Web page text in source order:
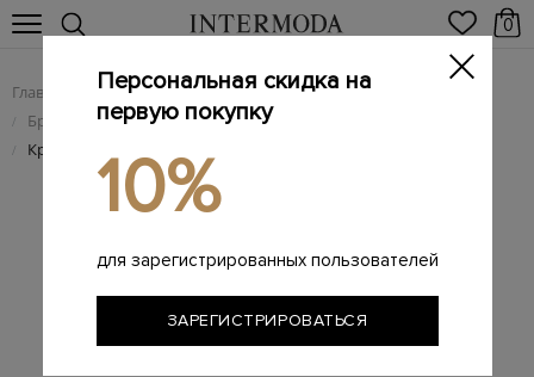
0
Главная Мужчинам / Брендовая мужская обувь
/ Брендовые мужские кроссовки
/ Кроссовки Jacquemeus x Nike Air Humara LX 'Sail'
Персональная скидка на
первую покупку
10%
для зарегистрированных пользователей
ЗАРЕГИСТРИРОВАТЬСЯ